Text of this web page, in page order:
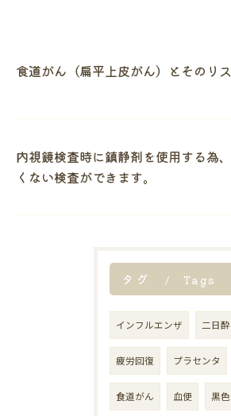
食道がん（扁平上皮がん）とそのリ
内視鏡検査時に鎮静剤を使用する為
くない検査ができます。
タグ Tags
インフルエンザ 二日
疲労回復 プラセンタ
食道がん 血便 黒